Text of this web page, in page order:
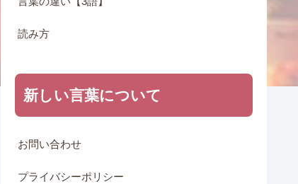
読み方
新しい言葉について
お問い合わせ
プライバシーポリシー